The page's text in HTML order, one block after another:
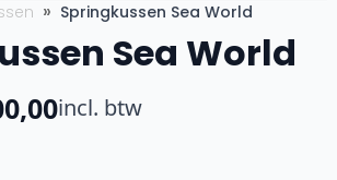
Springkussen Sea World
Sea World
incl. btw